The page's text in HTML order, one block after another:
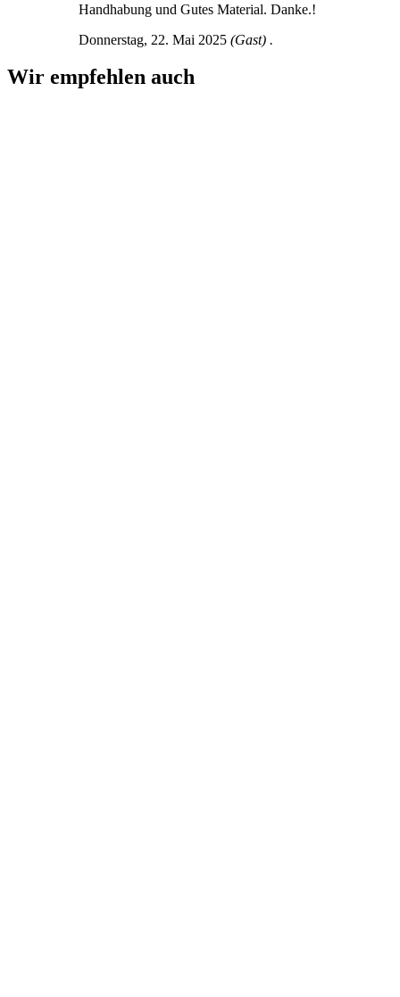
Handhabung und Gutes Material. Danke.!
Donnerstag, 22. Mai 2025 (Gast) .
Wir empfehlen auch